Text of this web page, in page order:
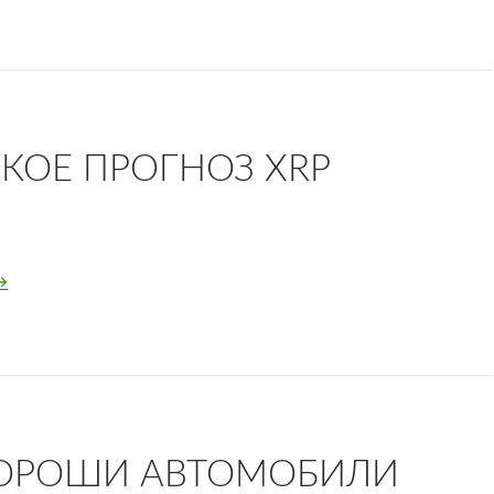
ПРОГНОЗ XRP
такое прогноз XRP
АВТОМОБИЛИ